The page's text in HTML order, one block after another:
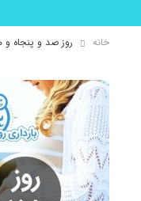
خانه روز صد و پنجاه و